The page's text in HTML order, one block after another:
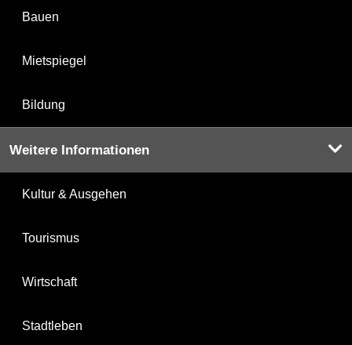
Bauen
Mietspiegel
Bildung
Weitere Informationen
Kultur & Ausgehen
Tourismus
Wirtschaft
Stadtleben